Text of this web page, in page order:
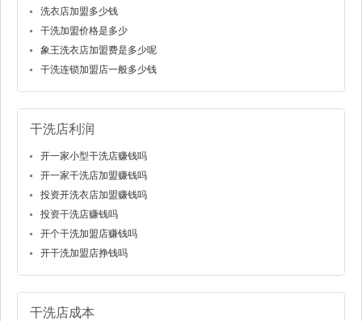
洗衣店加盟多少钱
干洗加盟价格是多少
象王洗衣店加盟费是多少呢
干洗连锁加盟店一般多少钱
干洗店利润
开一家小型干洗店赚钱吗
开一家干洗店加盟赚钱吗
投资开洗衣店加盟赚钱吗
投资干洗店赚钱吗
开个干洗加盟店赚钱吗
开干洗加盟店挣钱吗
干洗店成本